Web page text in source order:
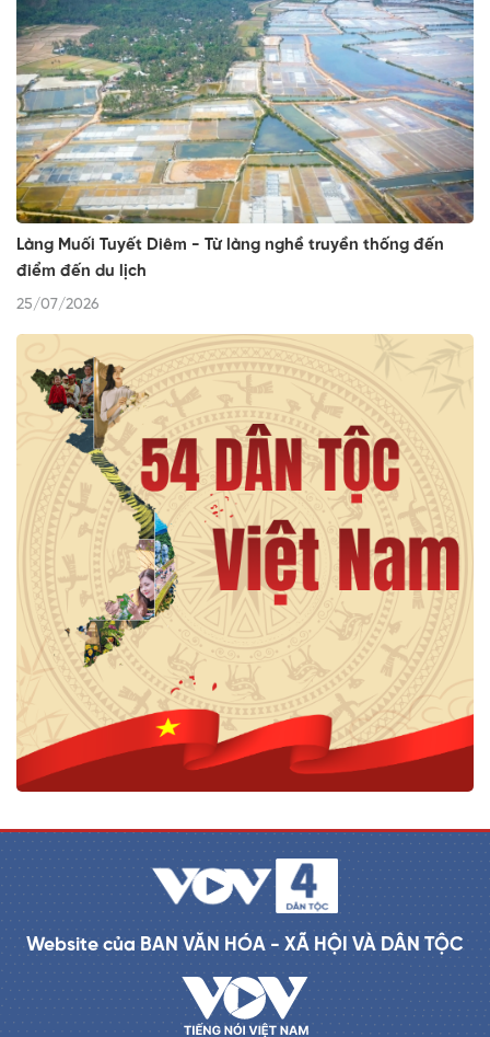
Làng Muối Tuyết Diêm - Từ làng nghề truyền thống đến
điểm đến du lịch
25/07/2026
Website của BAN VĂN HÓA - XÃ HỘI VÀ DÂN TỘC